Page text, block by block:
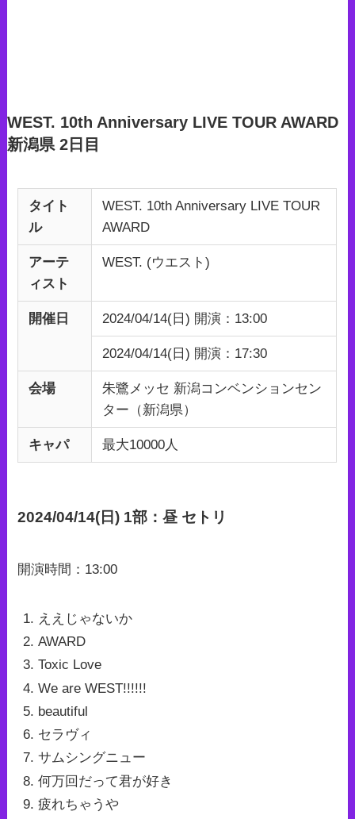
WEST. 10th Anniversary LIVE TOUR AWARD
新潟県 2日目
タイト
ル
WEST. 10th Anniversary LIVE TOUR
AWARD
アーテ
ィスト
WEST. (ウエスト)
開催日 2024/04/14(日) 開演：13:00
2024/04/14(日) 開演：17:30
会場
朱鷺メッセ 新潟コンベンションセン
ター（新潟県）
キャパ 最大10000人
2024/04/14(日) 1部：昼 セトリ
開演時間：13:00
ええじゃないか
AWARD
Toxic Love
We are WEST!!!!!!
beautiful
セラヴィ
サムシングニュー
何万回だって君が好き
疲れちゃうや